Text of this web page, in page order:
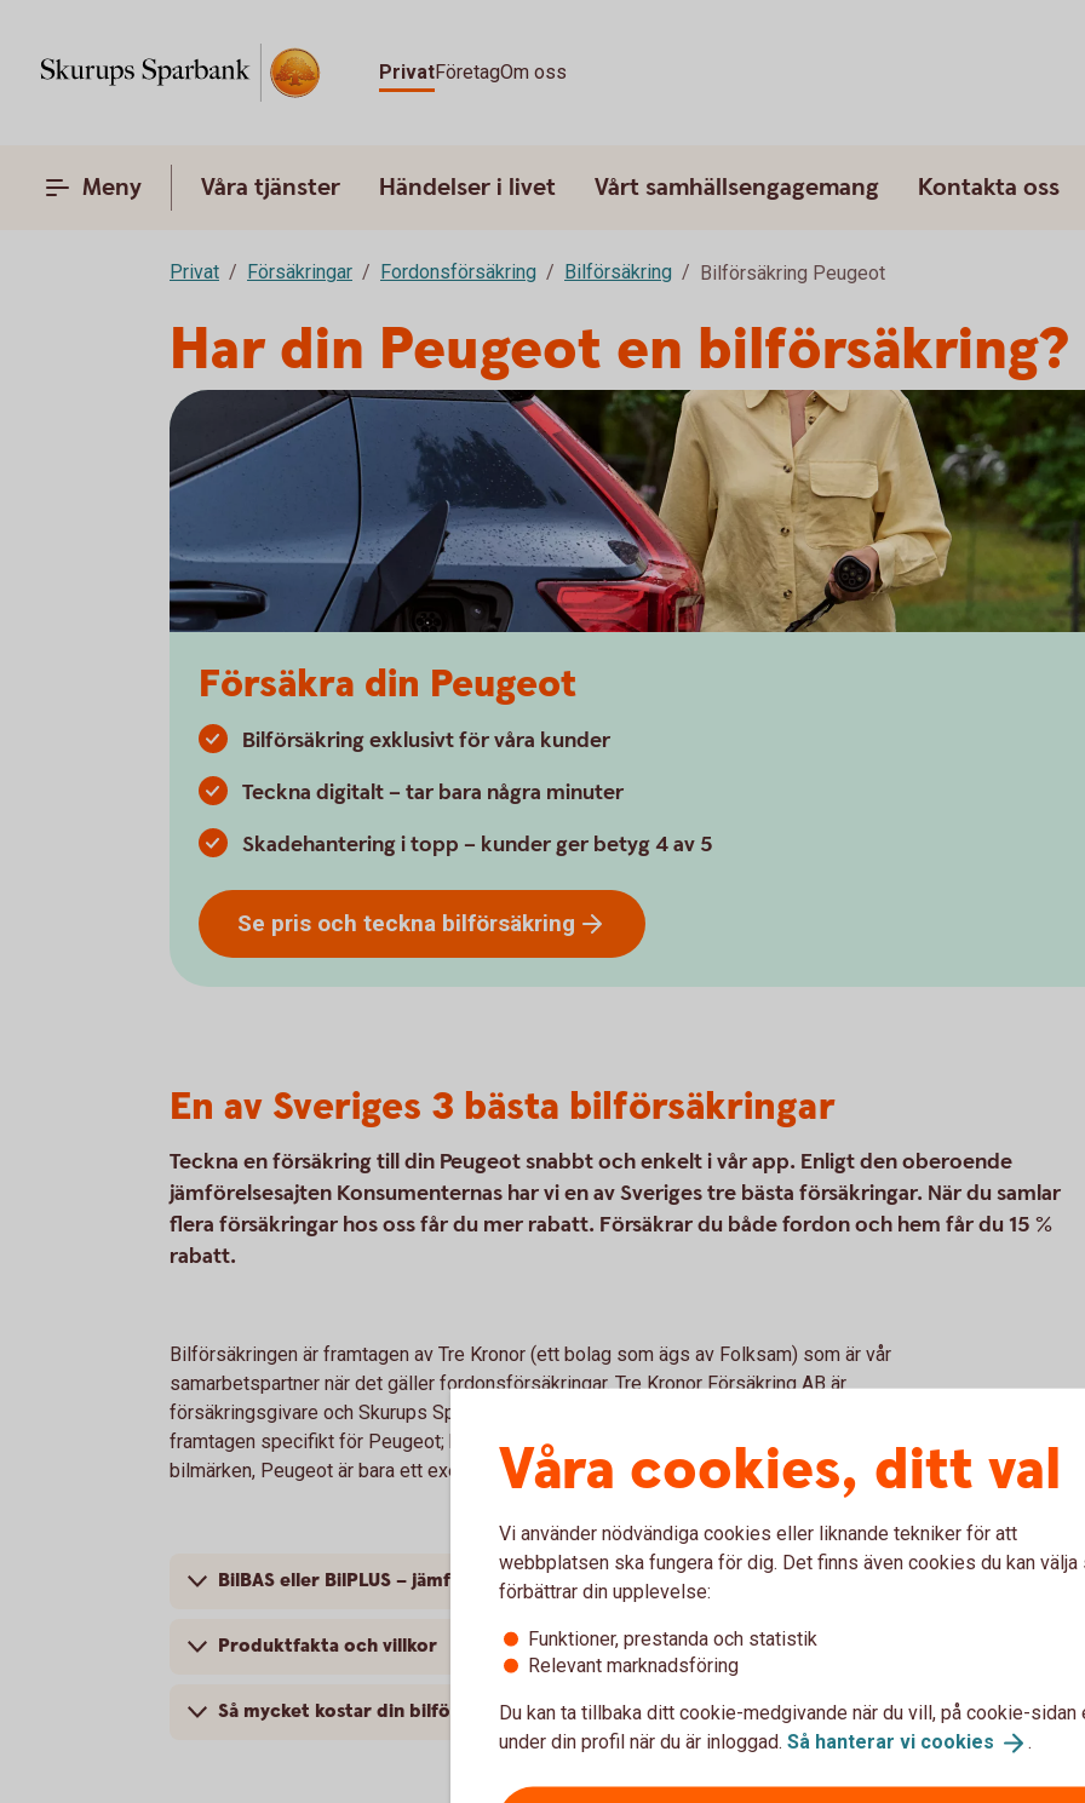
PrivatFöretagOm oss
Meny Våra tjänster Händelser i livet Vårt samhällsengagemang Kontakta oss
Privat Försäkringar Fordonsförsäkring Bilförsäkring Bilförsäkring Peugeot
Har din Peugeot en bilförsäkring?
Försäkra din Peugeot
Bilförsäkring exklusivt för våra kunder
Teckna digitalt – tar bara några minuter
Skadehantering i topp – kunder ger betyg 4 av 5
Se pris och teckna bilförsäkring
En av Sveriges 3 bästa bilförsäkringar
Teckna en försäkring till din Peugeot snabbt och enkelt i vår app. Enligt den oberoende
jämförelsesajten Konsumenternas har vi en av Sveriges tre bästa försäkringar. När du samlar
flera försäkringar hos oss får du mer rabatt. Försäkrar du både fordon och hem får du 15 %
rabatt.
Bilförsäkringen är framtagen av Tre Kronor (ett bolag som ägs av Folksam) som är vår
samarbetspartner när det gäller fordonsförsäkringar. Tre Kronor Försäkring AB är
försäkringsgivare och Skurups Sparbank är försäkringsförmedlare. Bilförsäkringen är inte
framtagen specifikt för Peugeot; bilförsäkringen vi erbjuder kan tecknas för alla
bilmärken, Peugeot är bara ett exempel.
BilBAS eller BilPLUS – jämför innehåll
Produktfakta och villkor
Så mycket kostar din bilförsäkring
Våra cookies, ditt val
Vi använder nödvändiga cookies eller liknande tekniker för att
webbplatsen ska fungera för dig. Det finns även cookies du kan välja
förbättrar din upplevelse:
Funktioner, prestanda och statistik
Relevant marknadsföring
Du kan ta tillbaka ditt cookie-medgivande när du vill, på cookie-sidan
under din profil när du är inloggad. Så hanterar vi cookies .